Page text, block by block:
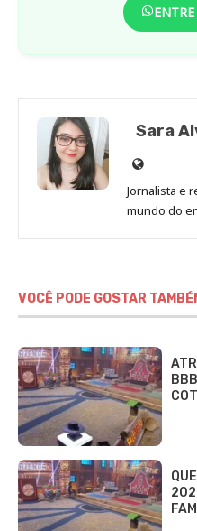
Sara
Site
de
Sara
Jornalista e
mundo do
VOCÊ PODE GOSTAR